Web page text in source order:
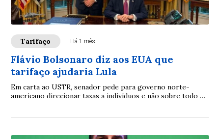
Tarifaço Há 1 mês
Flávio Bolsonaro diz aos EUA que
tarifaço ajudaria Lula
Em carta ao USTR, senador pede para governo norte-
americano direcionar taxas a indivíduos e não sobre todo o